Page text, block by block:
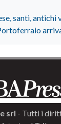
santi, antichi
srl - Tutti i